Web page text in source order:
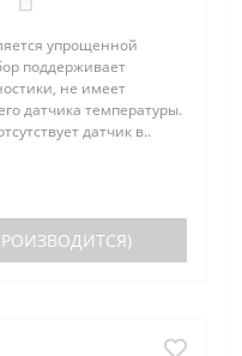
упрощенной
поддерживает
не имеет
датчика температуры.
датчик в..